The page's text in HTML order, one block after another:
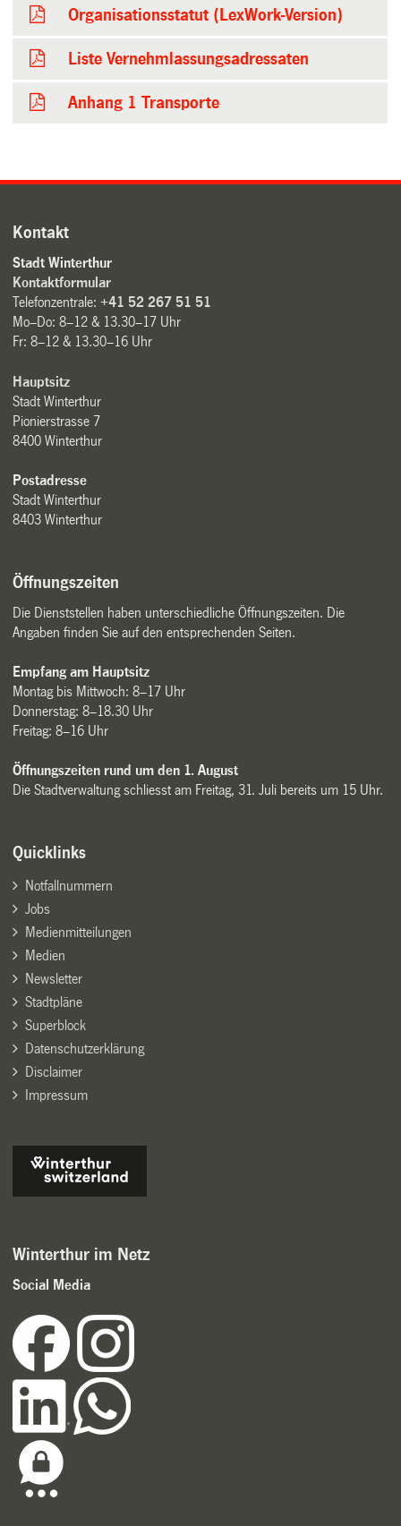
Organisationsstatut (LexWork-Version)
Liste Vernehmlassungsadressaten
Anhang 1 Transporte
Kontakt
Stadt Winterthur
Kontaktformular
Telefonzentrale:+41 52 267 51 51
Mo–Do: 8–12 & 13.30–17 Uhr
Fr: 8–12 & 13.30–16 Uhr
Hauptsitz
Stadt Winterthur
Pionierstrasse 7
8400 Winterthur
Postadresse
Stadt Winterthur
8403 Winterthur
Öffnungszeiten
Die Dienststellen haben unterschiedliche Öffnungszeiten. Die
Angaben finden Sie auf den entsprechenden Seiten.
Empfang am Hauptsitz
Montag bis Mittwoch: 8–17 Uhr
Donnerstag: 8–18.30 Uhr
Freitag: 8–16 Uhr
Öffnungszeiten rund um den 1. August
Die Stadtverwaltung schliesst am Freitag, 31. Juli bereits um 15 Uhr.
Quicklinks
Notfallnummern
Jobs
Medienmitteilungen
Medien
Newsletter
Stadtpläne
Superblock
Datenschutzerklärung
Disclaimer
Impressum
Winterthur im Netz
Social Media